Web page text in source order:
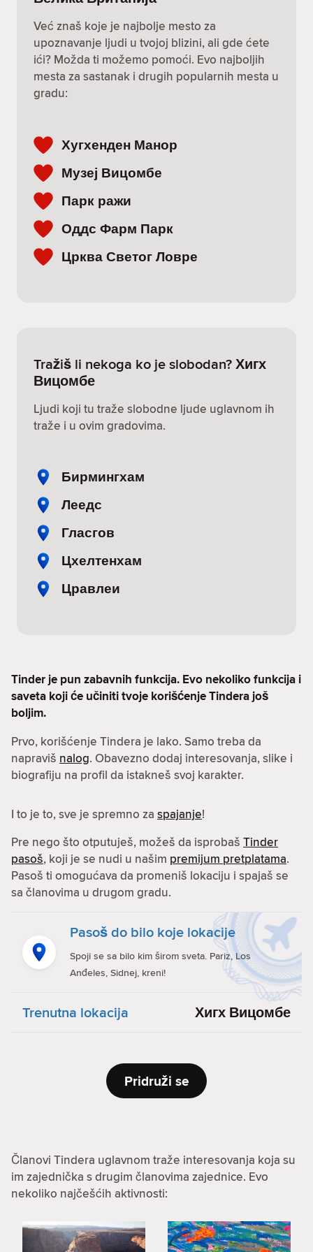
Već znaš koje je najbolje mesto za
upoznavanje ljudi u tvojoj blizini, ali gde ćete
ići? Možda ti možemo pomoći. Evo najboljih
mesta za sastanak i drugih popularnih mesta u
gradu:
Хугхенден Манор
Музеј Вицомбе
Парк ражи
Оддс Фарм Парк
Црква Светог Ловре
Tražiš li nekoga ko je slobodan? Хигх
Вицомбе
Ljudi koji tu traže slobodne ljude uglavnom ih
traže i u ovim gradovima.
Бирмингхам
Леедс
Гласгов
Цхелтенхам
Цравлеи
Tinder je pun zabavnih funkcija. Evo nekoliko funkcija i
saveta koji će učiniti tvoje korišćenje Tindera još
boljim.
Prvo, korišćenje Tindera je lako. Samo treba da
napraviš nalog. Obavezno dodaj interesovanja, slike i
biografiju na profil da istakneš svoj karakter.
I to je to, sve je spremno za spajanje!
Pre nego što otputuješ, možeš da isprobaš Tinder
pasoš, koji je se nudi u našim premijum pretplatama.
Pasoš ti omogućava da promeniš lokaciju i spajaš se
sa članovima u drugom gradu.
Pasoš do bilo koje lokacije
Spoji se sa bilo kim širom sveta. Pariz, Los
Anđeles, Sidnej, kreni!
Trenutna lokacija Хигх Вицомбе
Pridruži se
Članovi Tindera uglavnom traže interesovanja koja su
im zajednička s drugim članovima zajednice. Evo
nekoliko najčešćih aktivnosti: